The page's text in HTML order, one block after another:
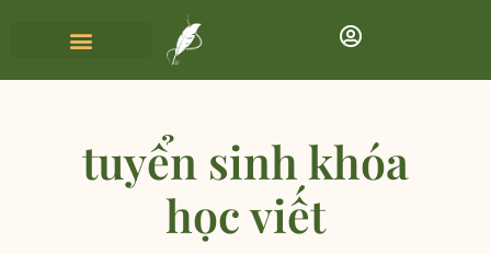
tuyển sinh khóa
học viết